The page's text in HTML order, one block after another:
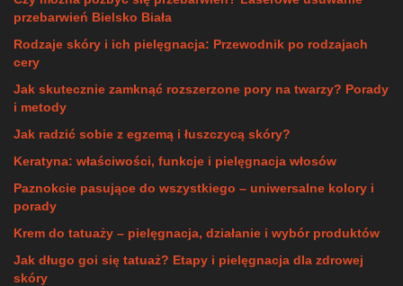
przebarwień Bielsko Biała
Rodzaje skóry i ich pielęgnacja: Przewodnik po rodzajach
cery
Jak skutecznie zamknąć rozszerzone pory na twarzy? Porady
i metody
Jak radzić sobie z egzemą i łuszczycą skóry?
Keratyna: właściwości, funkcje i pielęgnacja włosów
Paznokcie pasujące do wszystkiego – uniwersalne kolory i
porady
Krem do tatuaży – pielęgnacja, działanie i wybór produktów
Jak długo goi się tatuaż? Etapy i pielęgnacja dla zdrowej
skóry